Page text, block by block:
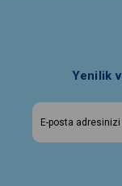
Yenilik